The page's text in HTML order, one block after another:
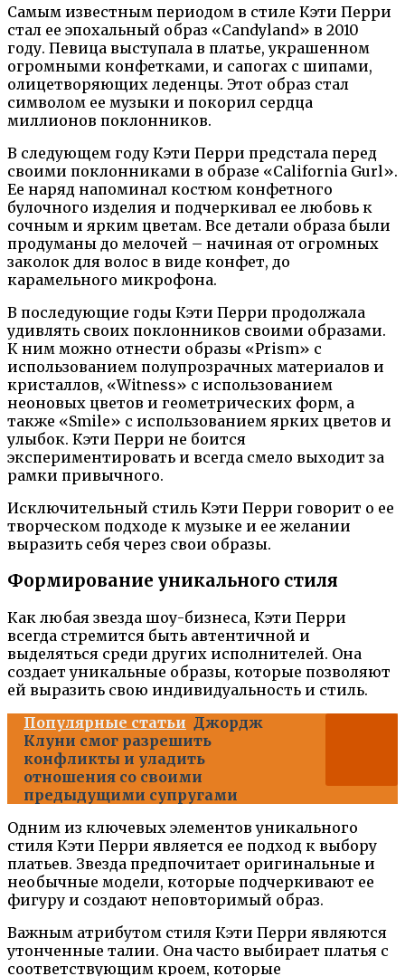
Самым известным периодом в стиле Кэти Перри
стал ее эпохальный образ «Candyland» в 2010
году. Певица выступала в платье, украшенном
огромными конфетками, и сапогах с шипами,
олицетворяющих леденцы. Этот образ стал
символом ее музыки и покорил сердца
миллионов поклонников.
В следующем году Кэти Перри предстала перед
своими поклонниками в образе «California Gurl».
Ее наряд напоминал костюм конфетного
булочного изделия и подчеркивал ее любовь к
сочным и ярким цветам. Все детали образа были
продуманы до мелочей – начиная от огромных
заколок для волос в виде конфет, до
карамельного микрофона.
В последующие годы Кэти Перри продолжала
удивлять своих поклонников своими образами.
К ним можно отнести образы «Prism» с
использованием полупрозрачных материалов и
кристаллов, «Witness» с использованием
неоновых цветов и геометрических форм, а
также «Smile» с использованием ярких цветов и
улыбок. Кэти Перри не боится
экспериментировать и всегда смело выходит за
рамки привычного.
Исключительный стиль Кэти Перри говорит о ее
творческом подходе к музыке и ее желании
выразить себя через свои образы.
Формирование уникального стиля
Как любая звезда шоу-бизнеса, Кэти Перри
всегда стремится быть автентичной и
выделяться среди других исполнителей. Она
создает уникальные образы, которые позволяют
ей выразить свою индивидуальность и стиль.
Популярные статьи Джордж
Клуни смог разрешить
конфликты и уладить
отношения со своими
предыдущими супругами
Одним из ключевых элементов уникального
стиля Кэти Перри является ее подход к выбору
платьев. Звезда предпочитает оригинальные и
необычные модели, которые подчеркивают ее
фигуру и создают неповторимый образ.
Важным атрибутом стиля Кэти Перри являются
утонченные талии. Она часто выбирает платья с
соответствующим кроем, которые